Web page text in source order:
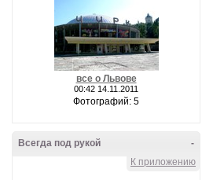
все о Львове
00:42 14.11.2011
Фотографий: 5
-
Всегда под рукой
К приложению